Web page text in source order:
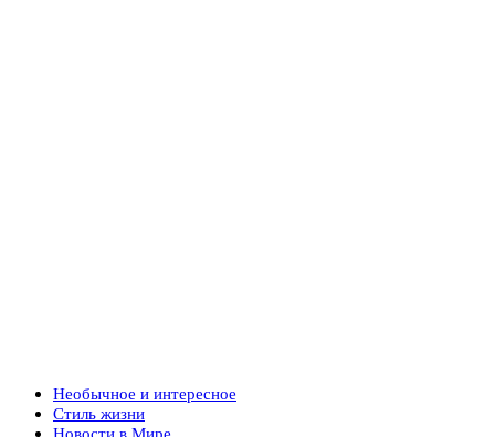
Необычное и интересное
Стиль жизни